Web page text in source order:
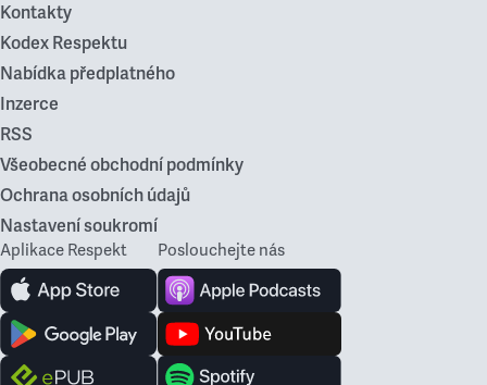
Kontakty
Kodex Respektu
Nabídka předplatného
Inzerce
RSS
Všeobecné obchodní podmínky
Ochrana osobních údajů
Nastavení soukromí
Aplikace Respekt Poslouchejte nás